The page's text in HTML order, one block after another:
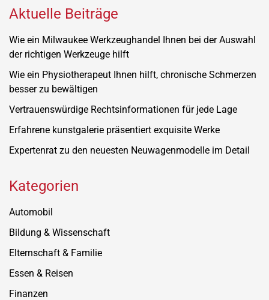
Aktuelle Beiträge
Wie ein Milwaukee Werkzeughandel Ihnen bei der Auswahl
der richtigen Werkzeuge hilft
Wie ein Physiotherapeut Ihnen hilft, chronische Schmerzen
besser zu bewältigen
Vertrauenswürdige Rechtsinformationen für jede Lage
Erfahrene kunstgalerie präsentiert exquisite Werke
Expertenrat zu den neuesten Neuwagenmodelle im Detail
Kategorien
Automobil
Bildung & Wissenschaft
Elternschaft & Familie
Essen & Reisen
Finanzen